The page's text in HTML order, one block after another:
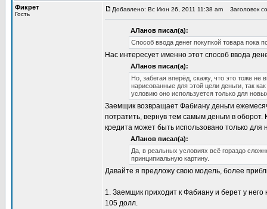
Фикрет
Гость
Добавлено: Вс Июн 26, 2011 11:38 am Заголовок
АЛанов писал(а):
Способ ввода денег покупкой товара пока
Нас интересует именно этот способ ввода
АЛанов писал(а):
Но, забегая вперёд, скажу, что это тоже
нарисованные для этой цели деньги, так
условию оно используется только для
Заемщик возвращает Фабиану деньги
потратить, вернув тем самым деньги в оборот.
кредита может быть использовано только для
АЛанов писал(а):
Да, в реальных условиях всё гораздо
принципиальную картину.
Давайте я предложу свою модель, более
1. Заемщик приходит к Фабиану и берет у
105 долл.